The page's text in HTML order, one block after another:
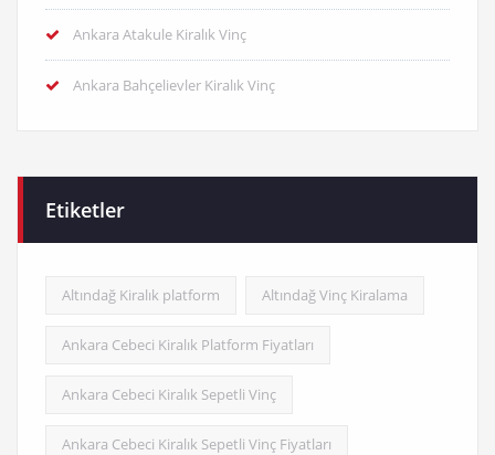
Ankara Atakule Kiralık Vinç
Ankara Bahçelievler Kiralık Vinç
Etiketler
Altındağ Kiralık platform Altındağ Vinç Kiralama
Ankara Cebeci Kiralık Platform Fiyatları
Ankara Cebeci Kiralık Sepetli Vinç
Ankara Cebeci Kiralık Sepetli Vinç Fiyatları